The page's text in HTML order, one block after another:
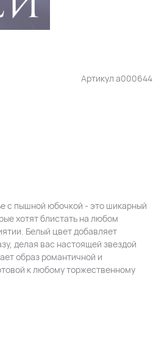
Артикул a000644
с пышной юбочкой - это шикарный
хотят блистать на любом
Белый цвет добавляет
делая вас настоящей звездой
образ романтичной и
к любому торжественному